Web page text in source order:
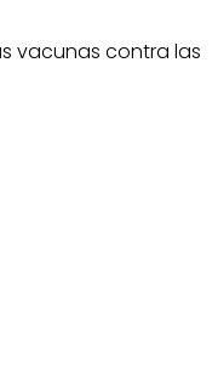
vacunas contra las